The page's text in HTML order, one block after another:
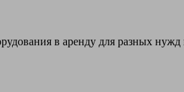
в аренду для разных нужд